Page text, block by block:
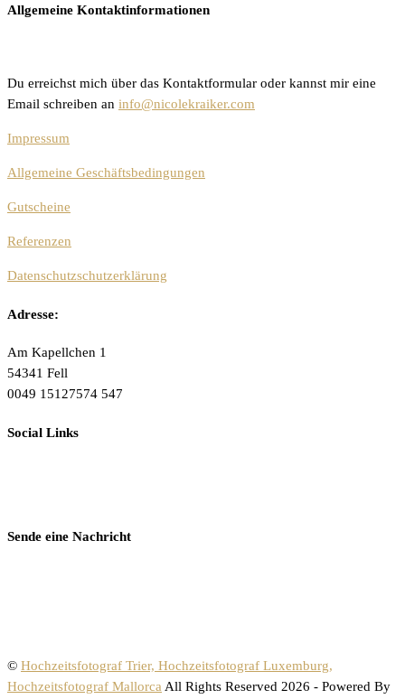
Allgemeine Kontaktinformationen
Du erreichst mich über das Kontaktformular oder kannst mir eine
Email schreiben an info@nicolekraiker.com
Impressum
Allgemeine Geschäftsbedingungen
Gutscheine
Referenzen
Datenschutzschutzerklärung
Adresse:
Am Kapellchen 1
54341 Fell
0049 15127574 547
Social Links
Sende eine Nachricht
© Hochzeitsfotograf Trier, Hochzeitsfotograf Luxemburg,
Hochzeitsfotograf MallorcaAll Rights Reserved 2026 - Powered By